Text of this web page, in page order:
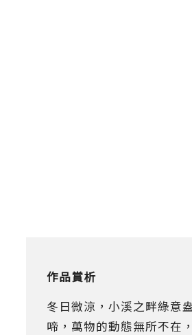
作品賞析
冬日微涼，小溪之畔綠意
啼，萬物的動態無所不在